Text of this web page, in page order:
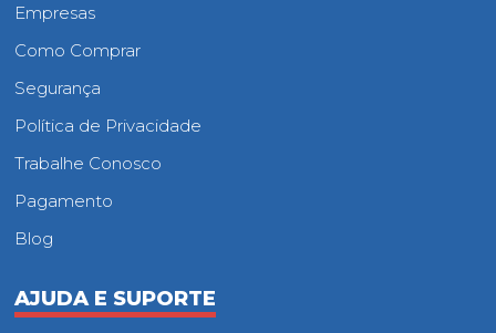
Empresas
Como Comprar
Segurança
Política de Privacidade
Trabalhe Conosco
Pagamento
Blog
AJUDA E SUPORTE